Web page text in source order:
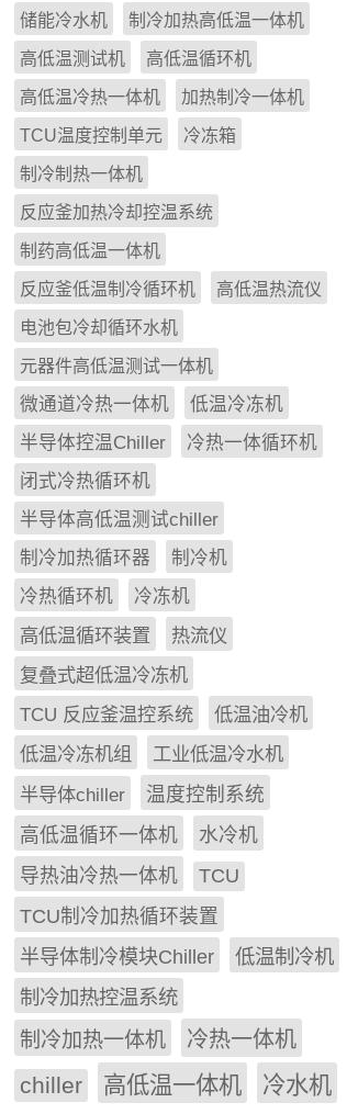
储能冷水机 制冷加热高低温一体机
高低温测试机 高低温循环机
高低温冷热一体机 加热制冷一体机
TCU温度控制单元 冷冻箱
制冷制热一体机
反应釜加热冷却控温系统
制药高低温一体机
反应釜低温制冷循环机 高低温热流仪
电池包冷却循环水机
元器件高低温测试一体机
微通道冷热一体机
低温冷冻机
半导体控温Chiller
冷热一体循环机
闭式冷热循环机
半导体高低温测试chiller
制冷加热循环器
制冷机
冷热循环机
冷冻机
高低温循环装置
热流仪
复叠式超低温冷冻机
TCU 反应釜温控系统
低温油冷机
低温冷冻机组
工业低温冷水机
半导体chiller
温度控制系统
高低温循环一体机
水冷机
导热油冷热一体机
TCU
TCU制冷加热循环装置
半导体制冷模块Chiller
低温制冷机
制冷加热控温系统
制冷加热一体机
冷热一体机
chiller 高低温一体机 冷水机